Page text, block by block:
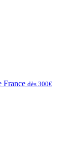
France dès 300€